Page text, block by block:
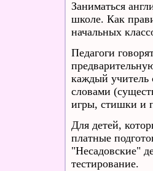
Заниматься
школе. Как
начальных
Педагоги
каждый учитель
словами
игры, стишки и
Для детей,
платные
"Несадовские"
тестирование.